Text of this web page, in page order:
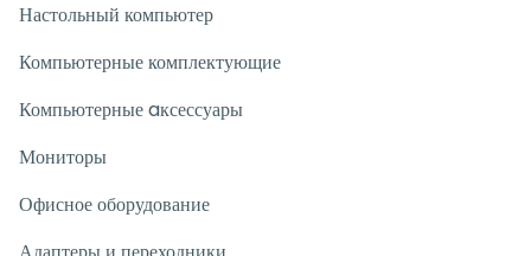
Настольный компьютер
Компьютерные комплектующие
Компьютерные aксессуары
Мониторы
Офисное оборудование